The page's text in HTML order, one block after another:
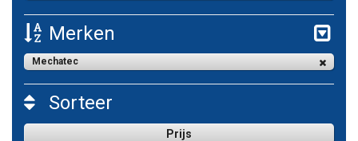
Merken
Mechatec
Sorteer
Prijs